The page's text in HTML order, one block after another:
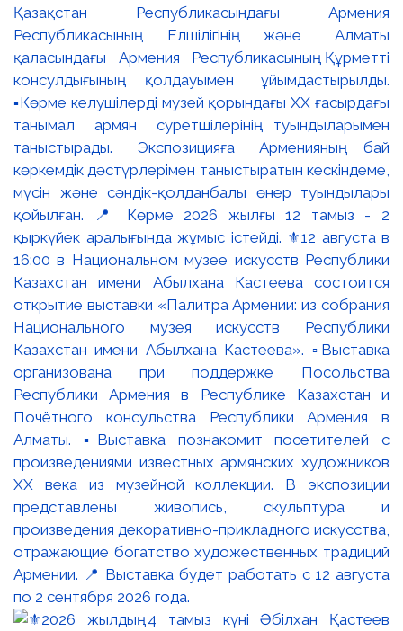
Қазақстан Республикасындағы Армения
Республикасының Елшілігінің және Алматы
қаласындағы Армения Республикасының Құрметті
консулдығының қолдауымен ұйымдастырылды.
▪️Көрме келушілерді музей қорындағы ХХ ғасырдағы
танымал армян суретшілерінің туындыларымен
таныстырады. Экспозицияға Арменияның бай
көркемдік дәстүрлерімен таныстыратын кескіндеме,
мүсін және сәндік-қолданбалы өнер туындылары
қойылған. 📍 Көрме 2026 жылғы 12 тамыз - 2
қыркүйек аралығында жұмыс істейді. ⚜️12 августа в
16:00 в Национальном музее искусств Республики
Казахстан имени Абылхана Кастеева состоится
открытие выставки «Палитра Армении: из собрания
Национального музея искусств Республики
Казахстан имени Абылхана Кастеева». ▫️Выставка
организована при поддержке Посольства
Республики Армения в Республике Казахстан и
Почётного консульства Республики Армения в
Алматы. ▪️Выставка познакомит посетителей с
произведениями известных армянских художников
XX века из музейной коллекции. В экспозиции
представлены живопись, скульптура и
произведения декоративно-прикладного искусства,
отражающие богатство художественных традиций
Армении. 📍 Выставка будет работать с 12 августа
по 2 сентября 2026 года.